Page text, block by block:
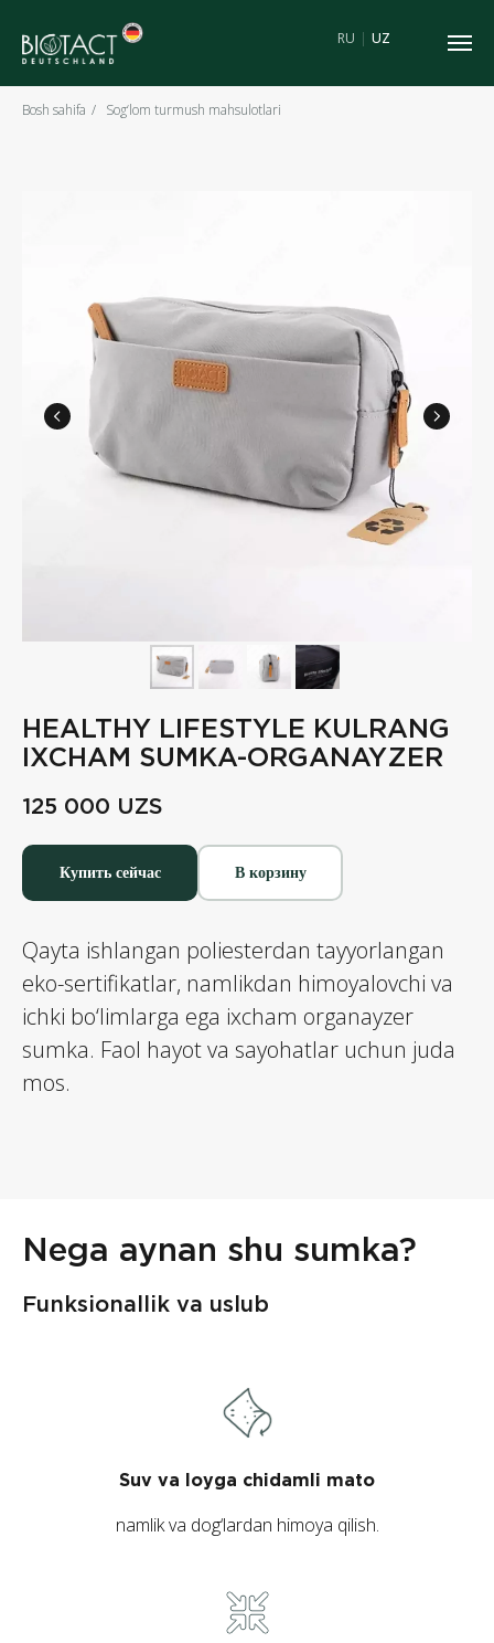
RU | UZ
Bosh sahifa / Sog‘lom turmush mahsulotlari
HEALTHY LIFESTYLE KULRANG
IXCHAM SUMKA-ORGANAYZER
125 000 UZS
Купить сейчас В корзину
Qayta ishlangan poliesterdan tayyorlangan
eko-sertifikatlar, namlikdan himoyalovchi va
ichki bo‘limlarga ega ixcham organayzer
sumka. Faol hayot va sayohatlar uchun juda
mos.
Nega aynan shu sumka?
Funksionallik va uslub
Suv va loyga chidamli mato
namlik va dog‘lardan himoya qilish.